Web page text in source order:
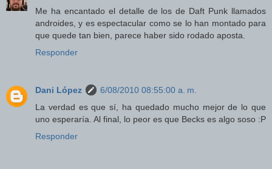
Me ha encantado el detalle de los de Daft Punk llamados
androides, y es espectacular como se lo han montado para
que quede tan bien, parece haber sido rodado aposta.
Responder
Dani López
6/08/2010 08:55:00 a. m.
La verdad es que sí, ha quedado mucho mejor de lo que
uno esperaría. Al final, lo peor es que Becks es algo soso :P
Responder